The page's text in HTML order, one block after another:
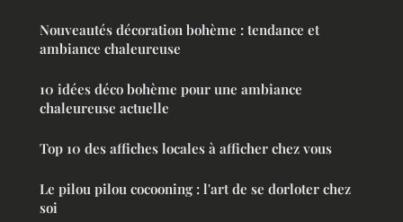
Nouveautés décoration bohème : tendance et
ambiance chaleureuse
10 idées déco bohème pour une ambiance
chaleureuse actuelle
Top 10 des affiches locales à afficher chez vous
Le pilou pilou cocooning : l'art de se dorloter chez
soi